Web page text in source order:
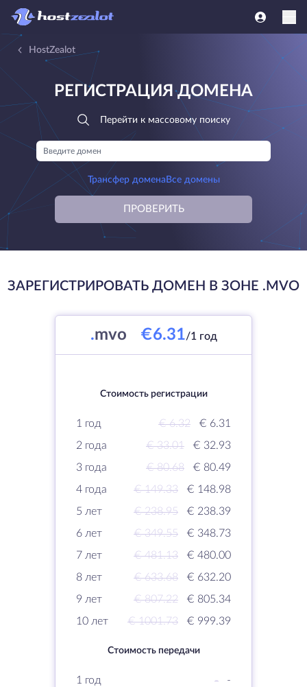
HostZealot
РЕГИСТРАЦИЯ ДОМЕНА
Перейти к массовому поиску
Трансфер домена Все домены
ПРОВЕРИТЬ
ЗАРЕГИСТРИРОВАТЬ ДОМЕН В ЗОНЕ .MVO
.mvo €6.31/1 год
Стоимость регистрации
1 год € 6.32
€ 6.31
2 года
€ 33.01
€ 32.93
3 года
€ 80.68
€ 80.49
4 года
€ 149.33
€ 148.98
5 лет
€ 238.95
€ 238.39
6 лет
€ 349.55
€ 348.73
7 лет
€ 481.13
€ 480.00
8 лет
€ 633.68
€ 632.20
9 лет
€ 807.22
€ 805.34
10 лет
€ 1001.73 € 999.39
Стоимость передачи
1 год -
-